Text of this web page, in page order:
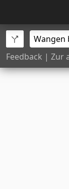
Feedback | Zur